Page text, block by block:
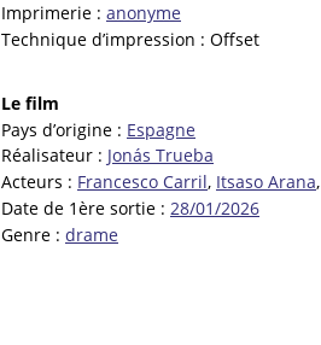
Imprimerie : anonyme
Technique d’impression : Offset
Le film
Pays d’origine : Espagne
Réalisateur : Jonás Trueba
Acteurs : Francesco Carril, Itsaso Arana,
Date de 1ère sortie : 28/01/2026
Genre : drame